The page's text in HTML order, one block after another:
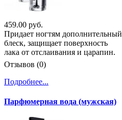
459.00 руб.
Придает ногтям дополнительный
блеск, защищает поверхность
лака от отслаивания и царапин.
Отзывов (0)
Подробнее...
Парфюмерная вода (мужская)